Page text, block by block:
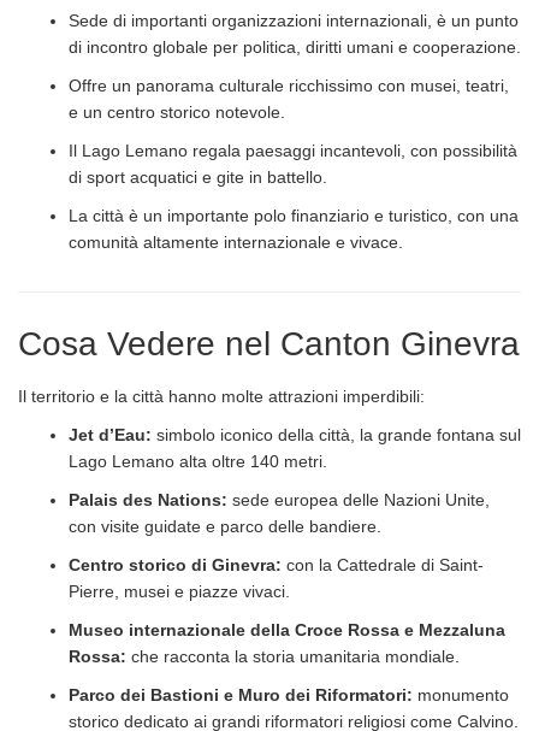
Sede di importanti organizzazioni internazionali, è un punto
di incontro globale per politica, diritti umani e cooperazione.
Offre un panorama culturale ricchissimo con musei, teatri,
e un centro storico notevole.
Il Lago Lemano regala paesaggi incantevoli, con possibilità
di sport acquatici e gite in battello.
La città è un importante polo finanziario e turistico, con una
comunità altamente internazionale e vivace.
Cosa Vedere nel Canton Ginevra
Il territorio e la città hanno molte attrazioni imperdibili:
Jet d’Eau: simbolo iconico della città, la grande fontana sul
Lago Lemano alta oltre 140 metri.
Palais des Nations: sede europea delle Nazioni Unite,
con visite guidate e parco delle bandiere.
Centro storico di Ginevra: con la Cattedrale di Saint-
Pierre, musei e piazze vivaci.
Museo internazionale della Croce Rossa e Mezzaluna
Rossa: che racconta la storia umanitaria mondiale.
Parco dei Bastioni e Muro dei Riformatori: monumento
storico dedicato ai grandi riformatori religiosi come Calvino.